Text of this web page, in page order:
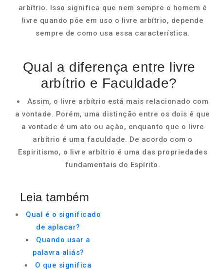
arbítrio. Isso significa que nem sempre o homem é
livre quando põe em uso o livre arbítrio, depende
sempre de como usa essa característica.
Qual a diferença entre livre
arbítrio e Faculdade?
Assim, o livre arbítrio está mais relacionado com
a vontade. Porém, uma distinção entre os dois é que
a vontade é um ato ou ação, enquanto que o livre
arbítrio é uma faculdade. De acordo com o
Espiritismo, o livre arbítrio é uma das propriedades
fundamentais do Espírito.
Leia também
Qual é o significado
de aplacar?
Quando usar a
palavra aliás?
O que significa